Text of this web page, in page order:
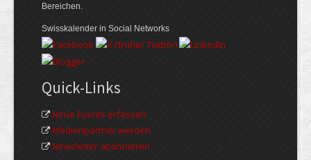
Bereichen.
Swisskalender in Social Networks
Quick-Links
Neue Events erfassen
Medienpartner werden
Newsletter abonnieren